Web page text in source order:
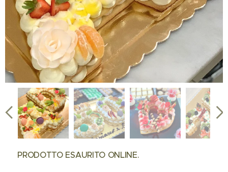
❌ PRODOTTO ESAURITO ONLINE.